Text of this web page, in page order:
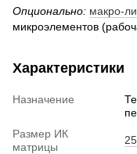
Опционально: макро-
микроэлементов
Характеристики
Назначение
Размер ИК
матрицы